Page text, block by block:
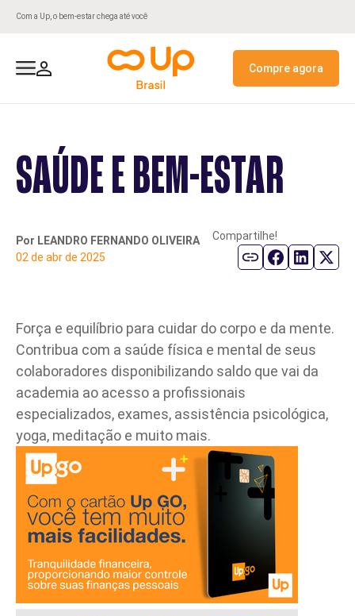
Com a Up, o bem-estar chega até você
Beneficios a Colaboradores
Recursos Digitais
Seja Credenciado
Antecipação de Recebiveis
ClubUp
Rede Credenciada
UpConsig Público
Antecipação FGTS
Nossa História
Projetos Sociais e ESG
Compliance
Parceiro de Vendas
Cartilha de Diversidade
Trabalhe Conosco
Fale Conosco
Compre agora
SAÚDE E BEM-ESTAR
Por LEANDRO FERNANDO OLIVEIRA
02 de abr de 2025
Compartilhe!
Força e equilíbrio para cuidar do corpo e da mente.
Contribua com a saúde física e mental de seus
colaboradores disponibilizando saldo que vai da
academia ao acesso a profissionais
especializados, exames, assistência psicológica,
yoga, meditação e muito mais.